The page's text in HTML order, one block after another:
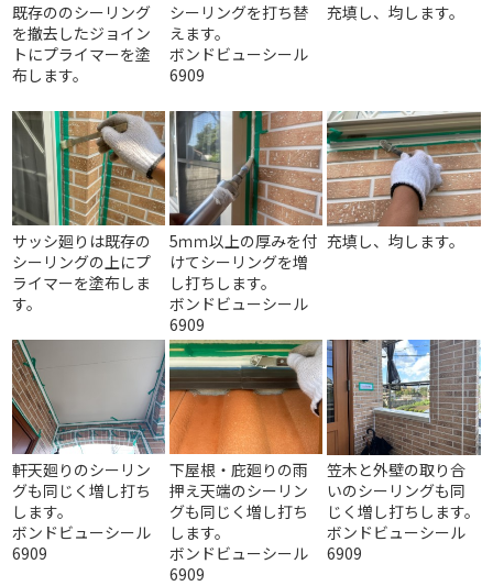
既存ののシーリング
を撤去したジョイン
トにプライマーを塗
布します。
シーリングを打ち替
えます。
ボンドビューシール
6909
充填し、均します。
サッシ廻りは既存の
シーリングの上にプ
ライマーを塗布しま
す。
5ｍｍ以上の厚みを付
けてシーリングを増
し打ちします。
ボンドビューシール
6909
充填し、均します。
軒天廻りのシーリン
グも同じく増し打ち
します。
ボンドビューシール
6909
下屋根・庇廻りの雨
押え天端のシーリン
グも同じく増し打ち
します。
ボンドビューシール
6909
笠木と外壁の取り合
いのシーリングも同
じく増し打ちします。
ボンドビューシール
6909